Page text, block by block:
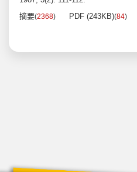
摘要(2368) PDF (243KB)(84)